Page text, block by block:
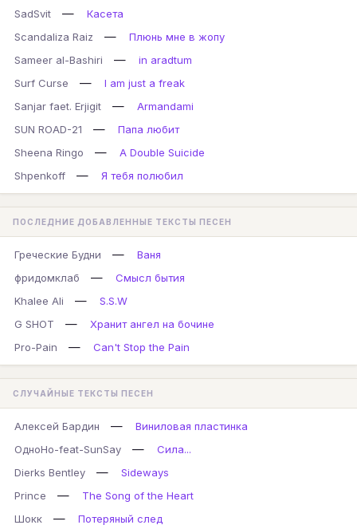
SadSvit
—
Касета
Scandaliza Raiz
—
Плюнь мне в жопу
Sameer al-Bashiri
—
in aradtum
Surf Curse
—
I am just a freak
Sanjar faet. Erjigit
—
Armandami
SUN ROAD-21
—
Папа любит
Sheena Ringo
—
A Double Suicide
Shpenkoff
— Я тебя полюбил
ПОСЛЕДНИЕ ДОБАВЛЕННЫЕ ТЕКСТЫ ПЕСЕН
Греческие Будни —
Ваня
фридомклаб
—
Смысл бытия
Khalee Ali
—
S.S.W
G SHOT
—
Хранит ангел на бочине
Pro-Pain
— Can't Stop the Pain
СЛУЧАЙНЫЕ ТЕКСТЫ ПЕСЕН
Алексей Бардин —
Виниловая пластинка
ОдноНо-feat-SunSay
—
Сила...
Dierks Bentley
—
Sideways
Prince
—
The Song of the Heart
Шокк
— Потеряный след